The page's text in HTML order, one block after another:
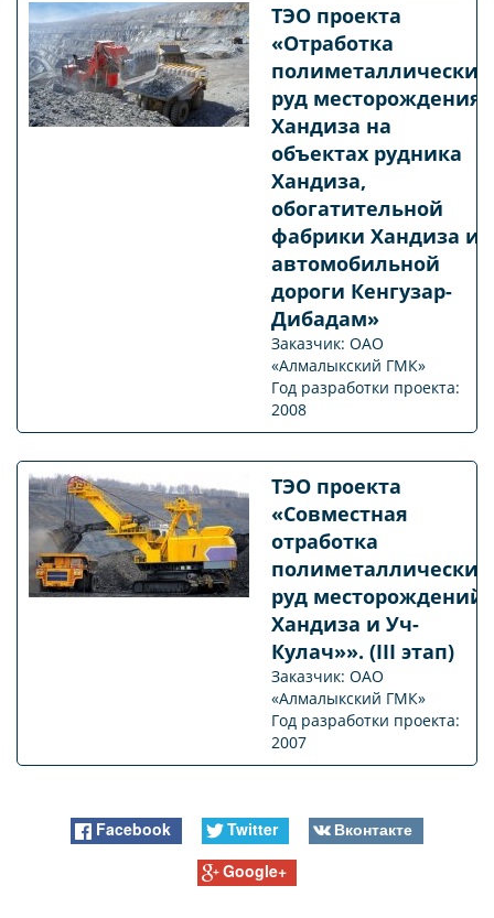
ТЭО проекта
«Отработка
полиметаллических
руд месторождения
Хандиза на
объектах рудника
Хандиза,
обогатительной
фабрики Хандиза и
автомобильной
дороги Кенгузар-
Дибадам»
Заказчик: ОАО
«Алмалыкский ГМК»
Год разработки проекта:
2008
ТЭО проекта
«Совместная
отработка
полиметаллических
руд месторождений
Хандиза и Уч-
Кулач»». (III этап)
Заказчик: ОАО
«Алмалыкский ГМК»
Год разработки проекта:
2007
Facebook Twitter
Вконтакте
Google+